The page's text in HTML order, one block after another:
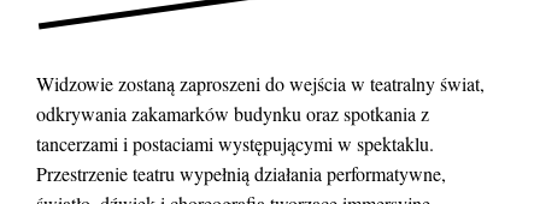
Widzowie zostaną zaproszeni do wejścia w teatralny świat,
odkrywania zakamarków budynku oraz spotkania z
tancerzami i postaciami występującymi w spektaklu.
Przestrzenie teatru wypełnią działania performatywne,